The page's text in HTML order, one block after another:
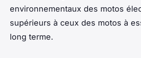
environnementaux des motos
supérieurs à ceux des motos à
long terme.